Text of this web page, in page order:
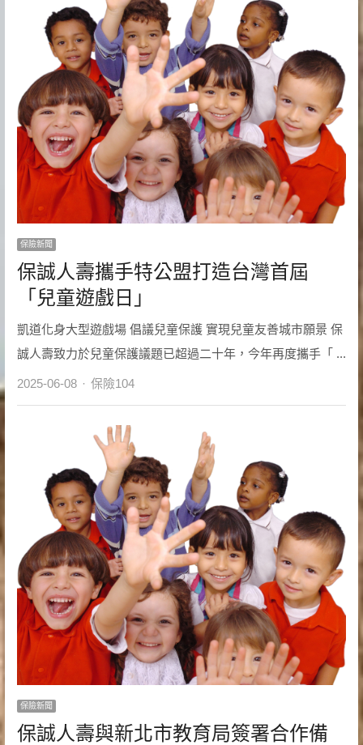
保險新聞
保誠人壽攜手特公盟打造台灣首屆
「兒童遊戲日」
凱道化身大型遊戲場 倡議兒童保護 實現兒童友善城市願景 保
誠人壽致力於兒童保護議題已超過二十年，今年再度攜手「 ...
2025-06-08 Author
保險104
保險新聞
保誠人壽與新北市教育局簽署合作備